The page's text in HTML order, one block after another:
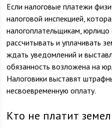
Если налоговые платежи
налоговой инспекцией,
налогоплательщикам,
рассчитывать и уплачивать
ждать уведомлений и
обязанность возложена на
Налоговики выставят
несвоевременную оплату.
Кто не платит